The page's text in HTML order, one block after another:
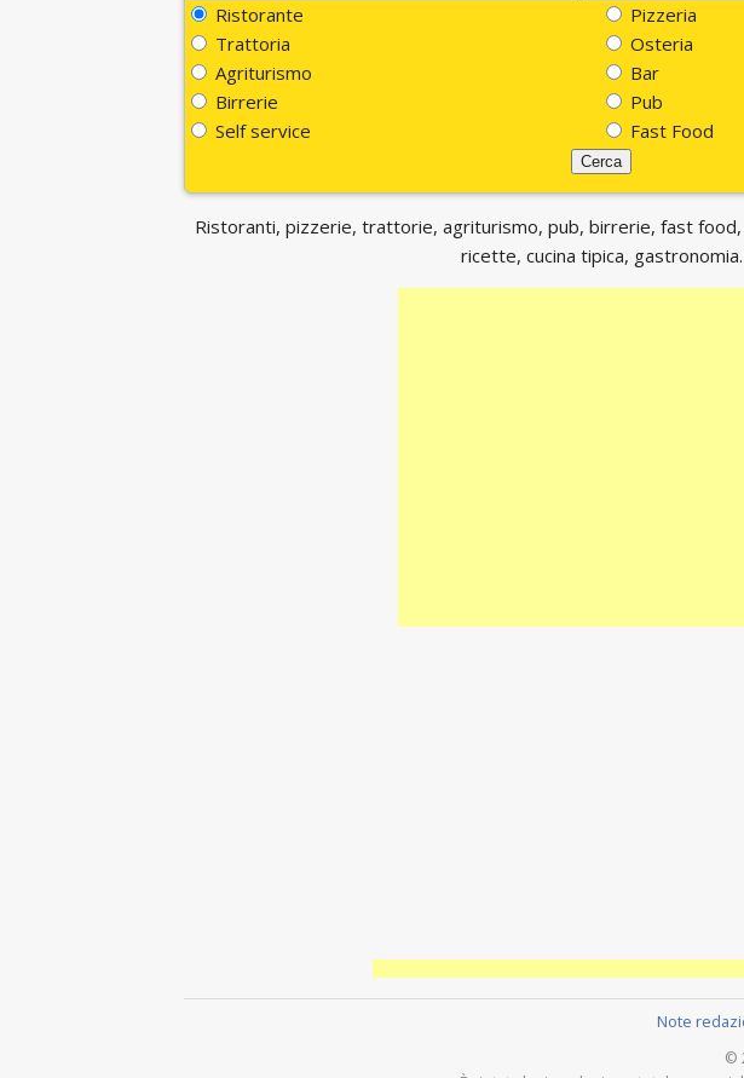
Ristorante
Pizzeria
Trattoria
Osteria
Agriturismo
Bar
Birrerie
Pub
Self service
Fast Food
Ristoranti, pizzerie, trattorie, agriturismo, pub, birrerie, fast
ricette, cucina tipica, gastronomia.
Note
©